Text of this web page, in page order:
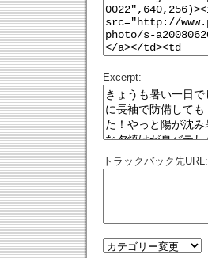
Excerpt:
トラックバック先URL: